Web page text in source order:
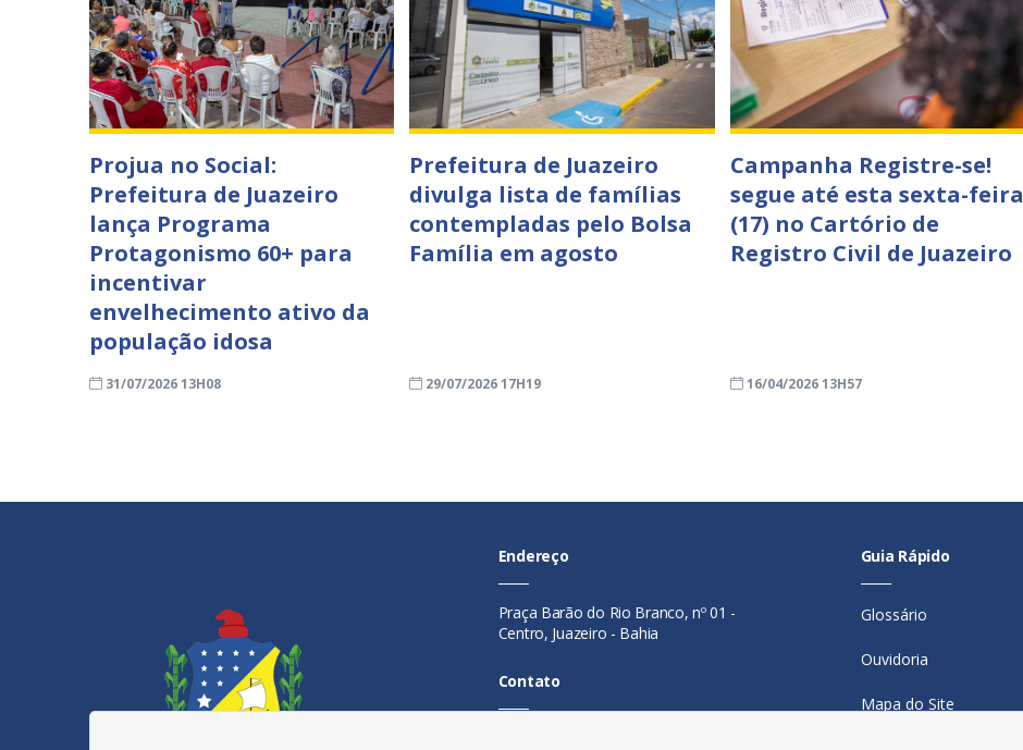
Projua no Social:
Prefeitura de Juazeiro
lança Programa
Protagonismo 60+ para
incentivar
envelhecimento ativo da
população idosa
31/07/2026 13H08
Prefeitura de Juazeiro
divulga lista de famílias
contempladas pelo Bolsa
Família em agosto
29/07/2026 17H19
Campanha Registre-se!
segue até esta sexta-feira
(17) no Cartório de
Registro Civil de Juazeiro
16/04/2026 13H57
Endereço
Praça Barão do Rio Branco, nº 01 -
Centro, Juazeiro - Bahia
Contato
Guia Rápido
Glossário
Ouvidoria
Mapa do Site